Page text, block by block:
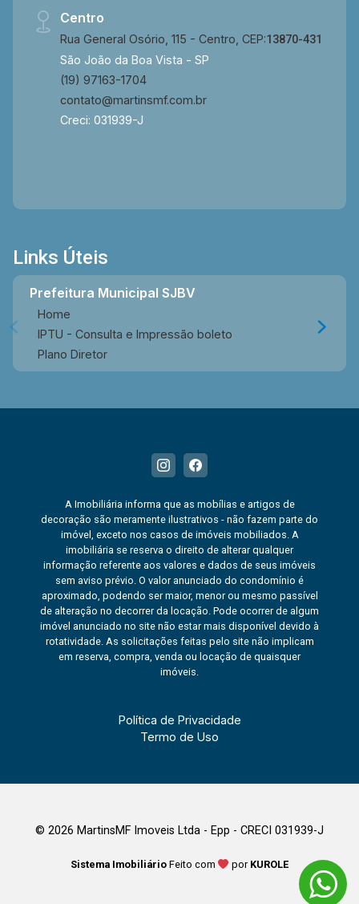
Centro
Rua General Osório, 115 - Centro, CEP:13870-431
São João da Boa Vista - SP
(19) 97163-1704
contato@martinsmf.com.br
Creci: 031939-J
Links Úteis
Prefeitura Municipal SJBV
Home
IPTU - Consulta e Impressão boleto
Plano Diretor
A Imobiliária informa que as mobílias e artigos de
decoração são meramente ilustrativos - não fazem parte do
imóvel, exceto nos casos de imóveis mobiliados. A
imobiliária se reserva o direito de alterar qualquer
informação referente aos valores e dados de seus imóveis
sem aviso prévio. O valor anunciado do condomínio é
aproximado, podendo ser maior, menor ou mesmo passível
de alteração no decorrer da locação. Pode ocorrer de algum
imóvel anunciado no site não estar mais disponível devido à
rotatividade. As solicitações feitas pelo site não implicam
em reserva, compra, venda ou locação de quaisquer
imóveis.
Política de Privacidade
Termo de Uso
© 2026 MartinsMF Imoveis Ltda - Epp - CRECI 031939-J
Sistema Imobiliário Feito com por KUROLE